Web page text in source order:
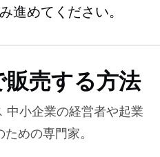
進めてください。
売する方法
中小企業の経営者や起業
めの専門家。